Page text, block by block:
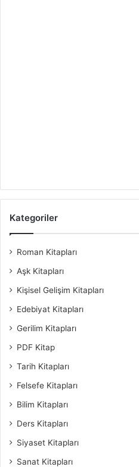
Kategoriler
Roman Kitapları
Aşk Kitapları
Kişisel Gelişim Kitapları
Edebiyat Kitapları
Gerilim Kitapları
PDF Kitap
Tarih Kitapları
Felsefe Kitapları
Bilim Kitapları
Ders Kitapları
Siyaset Kitapları
Sanat Kitapları